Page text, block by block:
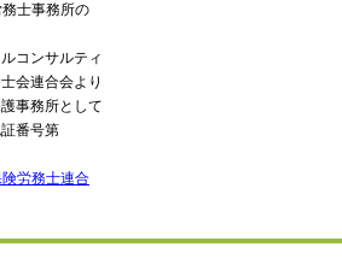
士事務所の
コンサルティ
会連合会より
事務所として
番号第
労務士連合